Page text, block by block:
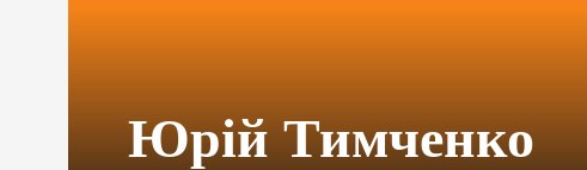
Юрій Тимченко